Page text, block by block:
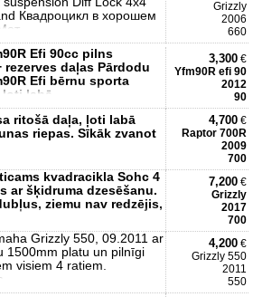
Квадроцикл в хорошем
Grizzly
2006
660
Efi 90cc pilns
rezerves daļas Pārdodu
Efi bērnu sporta
labā
3,300 €
Yfm90R efi 90
2012
90
ritošā daļa, ļoti labā
riepas. Sīkāk zvanot
4,700 €
Raptor 700R
2009
700
kvadracikla Sohc 4
ar šķidruma dzesēšanu.
ziemu nav redzējis,
7,200 €
Grizzly
2017
700
Grizzly 550, 09.2011 ar
1500mm platu un pilnīgi
visiem 4 ratiem.
4,200 €
Grizzly 550
2011
550